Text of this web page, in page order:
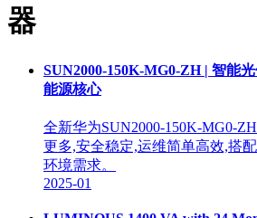
器
SUN2000-150K-MG0-ZH | 智能
能源核心
全新华为SUN2000-150K-MG0-
更多,安全稳定,运维简单高效,搭
环境需求。
2025-01